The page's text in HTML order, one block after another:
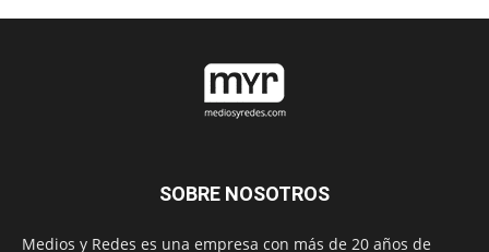
SOBRE NOSOTROS
Medios y Redes es una empresa con más de 20 años de